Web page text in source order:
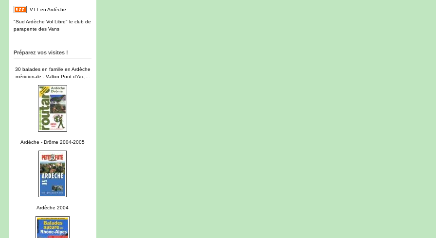
VTT en Ardèche
"Sud Ardèche Vol Libre" le club de
parapente des Vans
Préparez vos visites !
30 balades en famille en Ardèche
méridionale : Vallon-Pont-d'Arc,...
Ardèche - Drôme 2004-2005
Ardèche 2004